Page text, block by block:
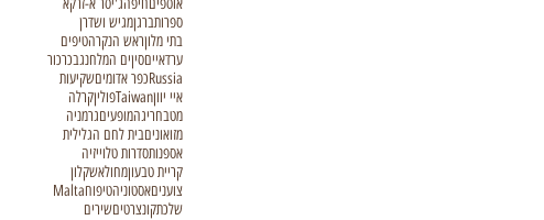
אוספיםחיפהג'יסר א-זרקא
ספרותברגןמגיש ושדרן
בתי מלוןראש הנקרהטיפים
ערדאייםסיןים המלחנגבכרכור
Russiaכפר אדומיםשקיעות
איי יווןTaiwanפוליןקרלה
מטבחריגהמופעיםגרמניה
מזואוניםבית לחם הגלילית
אספנותסדרות טלוייזיה
קריית טבעוןמחולאשקלון
צועניםאסטוניהטיפוחMalta
שלכתקונצרטיםשירים